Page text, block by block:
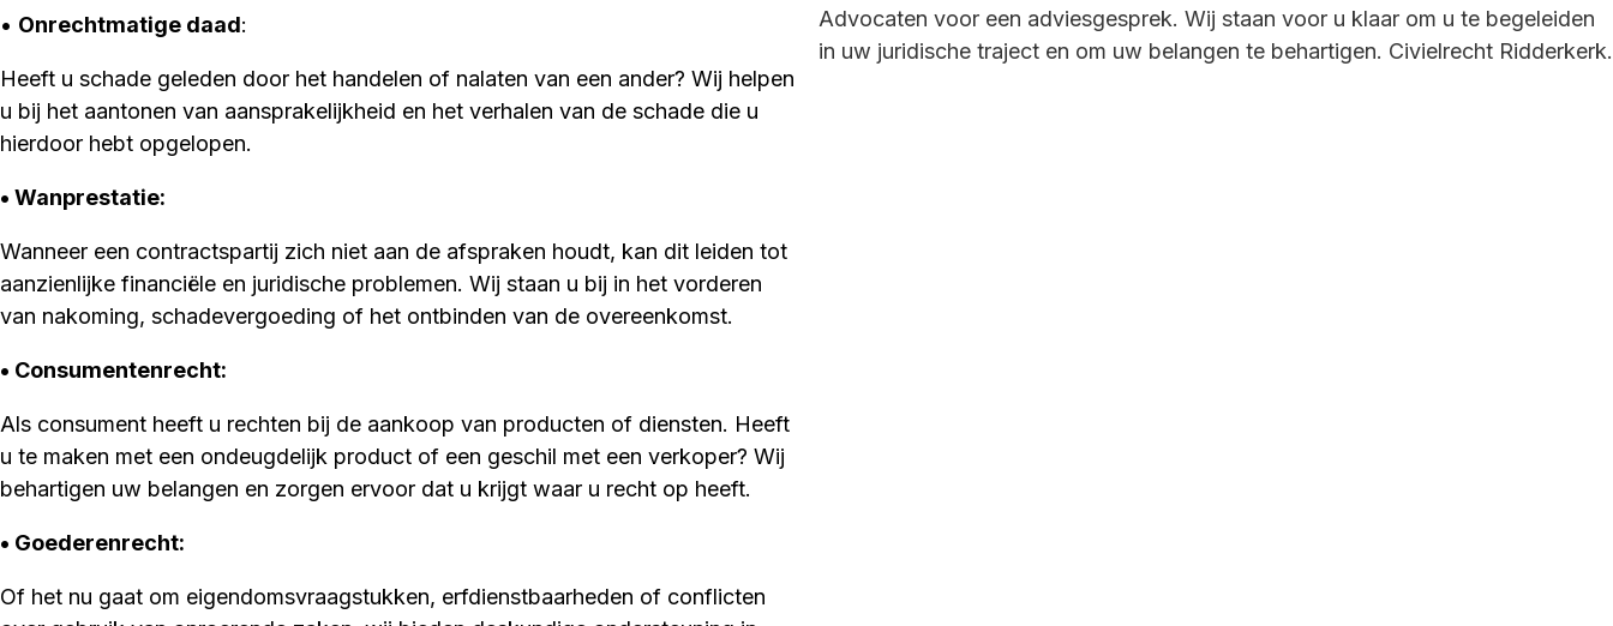
• Onrechtmatige daad:
Heeft u schade geleden door het handelen of nalaten van een ander? Wij helpen
u bij het aantonen van aansprakelijkheid en het verhalen van de schade die u
hierdoor hebt opgelopen.
• Wanprestatie:
Wanneer een contractspartij zich niet aan de afspraken houdt, kan dit leiden tot
aanzienlijke financiële en juridische problemen. Wij staan u bij in het vorderen
van nakoming, schadevergoeding of het ontbinden van de overeenkomst.
• Consumentenrecht:
Als consument heeft u rechten bij de aankoop van producten of diensten. Heeft
u te maken met een ondeugdelijk product of een geschil met een verkoper? Wij
behartigen uw belangen en zorgen ervoor dat u krijgt waar u recht op heeft.
• Goederenrecht:
Of het nu gaat om eigendomsvraagstukken, erfdienstbaarheden of conflicten
Advocaten voor een adviesgesprek. Wij staan voor u klaar om u te begeleiden
in uw juridische traject en om uw belangen te behartigen. Civielrecht Ridderkerk.